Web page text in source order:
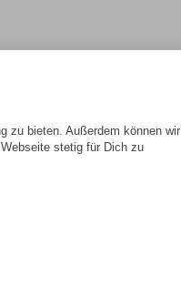
zu bieten. Außerdem können wir
stetig für Dich zu